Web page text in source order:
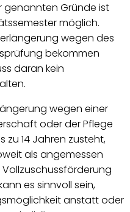
genannten Gründe ist
möglich.
wegen des
bekommen
daran kein
wegen einer
oder der Pflege
zu 14 Jahren zusteht,
als angemessen
es sinnvoll sein,
anstatt oder